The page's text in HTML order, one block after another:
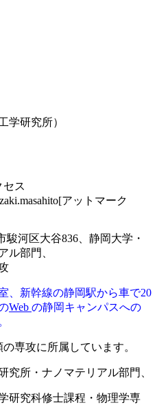
ス
アットマーク
河区大谷836、静岡大学・
ル部門、
、新幹線の静岡駅から車で20
Web の静岡キャンパスへの
専攻に所属しています。
所・ナノマテリアル部門、
研究科修士課程・物理学専